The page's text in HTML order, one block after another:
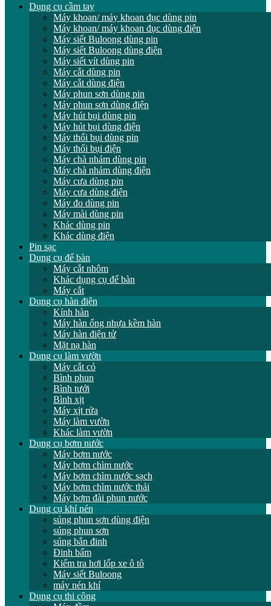
Dụng cụ cầm tay
Máy khoan/ máy khoan đục dùng pin
Máy khoan/ máy khoan đục dùng điện
Máy siết Buloong dùng pin
Máy siết Buloong dùng điện
Máy siết vít dùng pin
Máy cắt dùng pin
Máy cắt dùng điện
Máy phun sơn dùng pin
Máy phun sơn dùng điện
Máy hút bụi dùng pin
Máy hút bụi dùng điện
Máy thổi bụi dùng pin
Máy thổi bụi điện
Máy chà nhám dùng pin
Máy chà nhám dùng điện
Máy cưa dùng pin
Máy cưa dùng điện
Máy đo dùng pin
Máy mài dùng pin
Khác dùng pin
Khác dùng điện
Pin sạc
Dụng cụ để bàn
Máy cắt nhôm
Khác dụng cụ để bàn
Máy cắt
Dụng cụ hàn điện
Kính hàn
Máy hàn ống nhựa kềm hàn
Máy hàn điện tử
Mặt nạ hàn
Dụng cụ làm vườn
Máy cắt cỏ
Bình phun
Bình tưới
Bình xịt
Máy xịt rửa
Máy làm vườn
Khác làm vườn
Dụng cụ bơm nước
Máy bơm nước
Máy bơm chìm nước
Máy bơm chìm nước sạch
Máy bơm chìm nước thải
Máy bơm đài phun nước
Dụng cụ khí nén
súng phun sơn dùng điện
súng phun sơn
súng bắn đinh
Đinh bấm
Kiểm tra hơi lốp xe ô tô
Máy siết Buloong
máy nén khí
Dụng cụ thi công